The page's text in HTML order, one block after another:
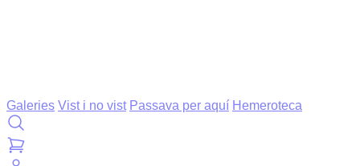
Galeries Vist i no vist Passava per aquí Hemeroteca